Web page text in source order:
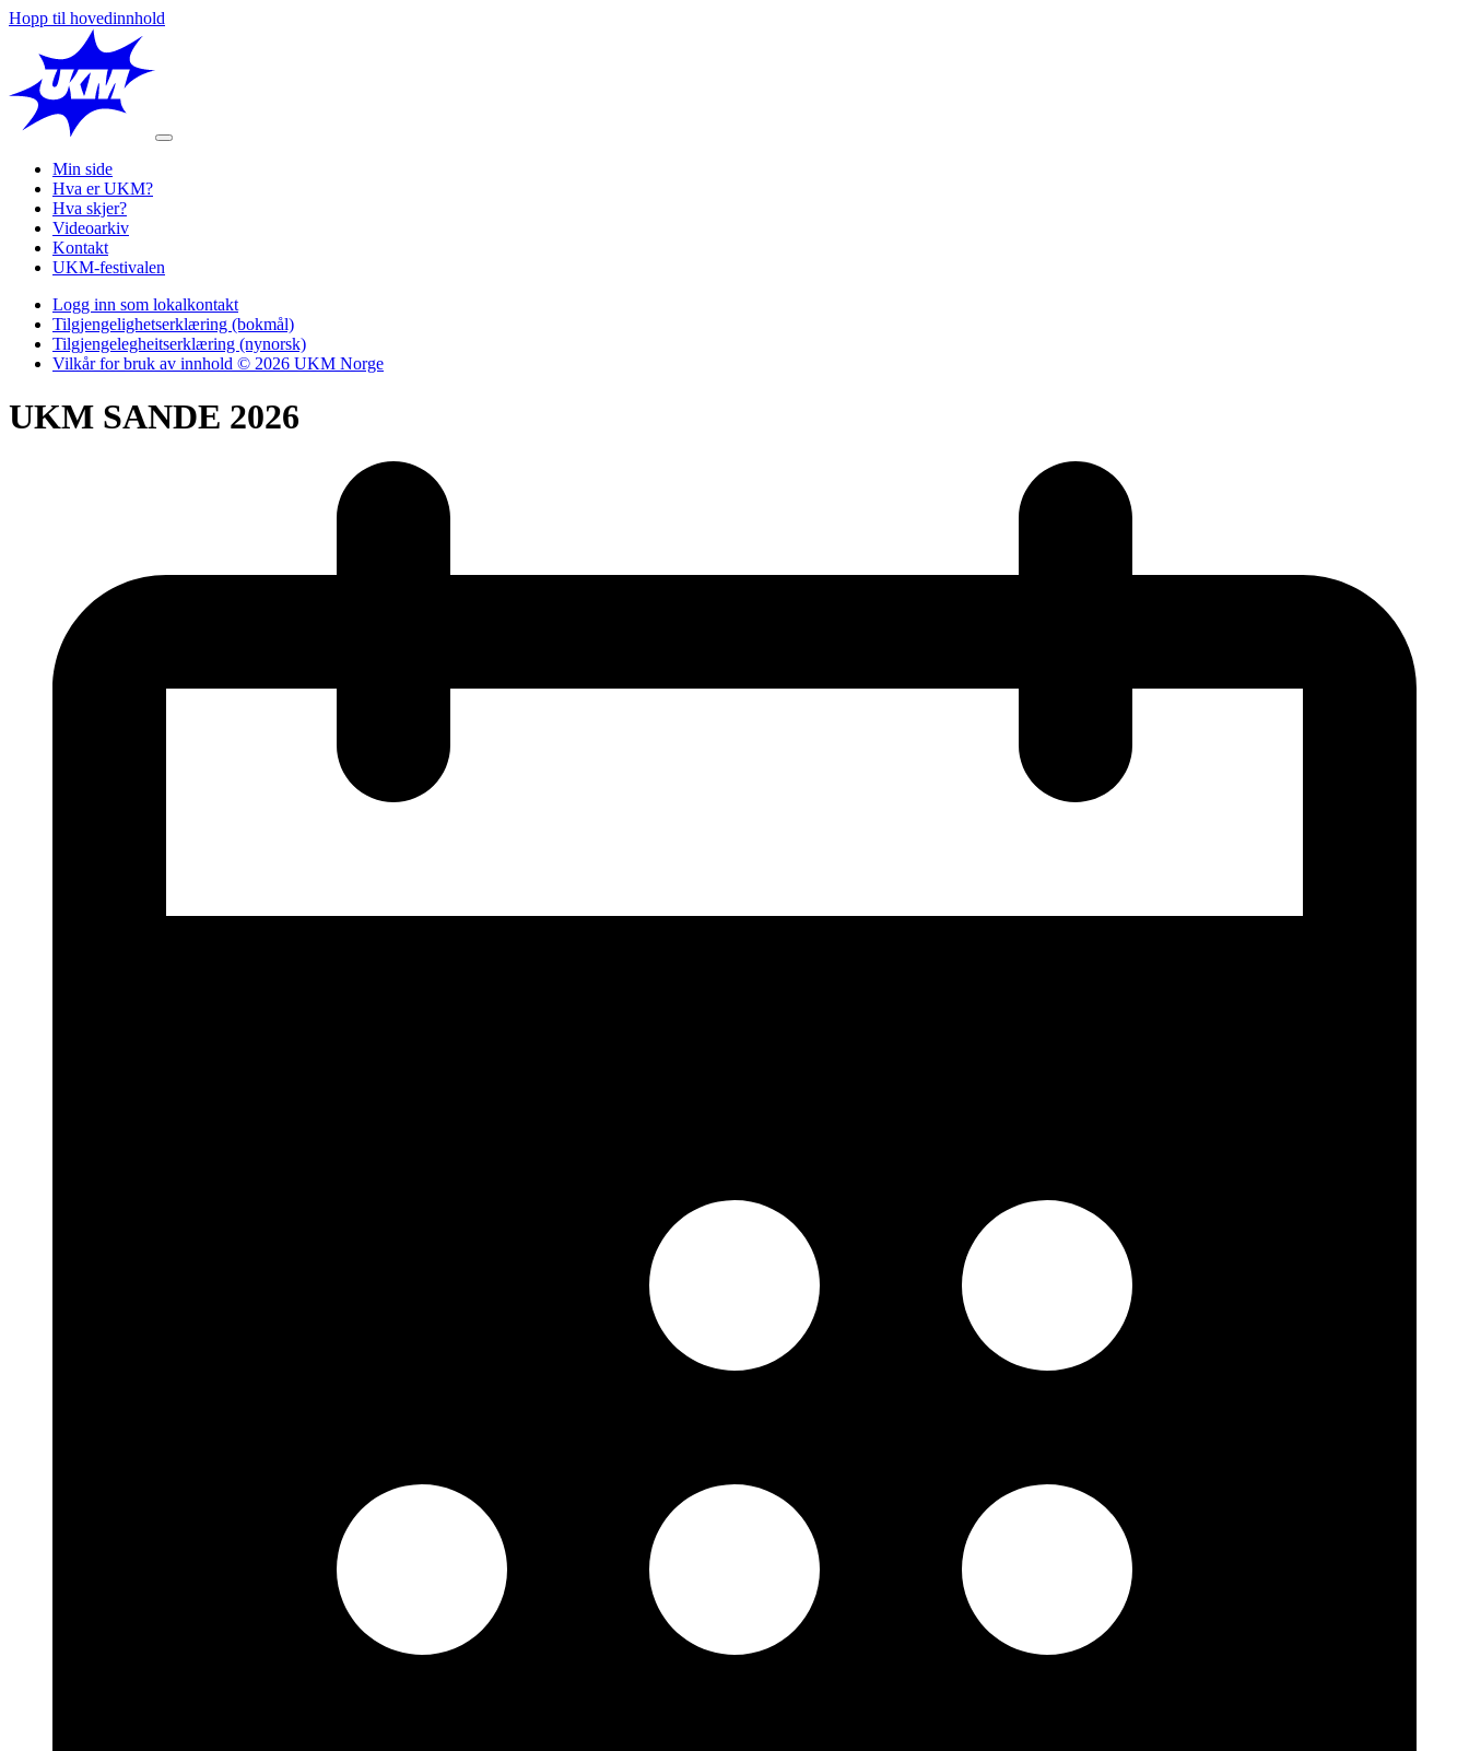
Hopp til hovedinnhold
Min side
Hva er UKM?
Hva skjer?
Videoarkiv
Kontakt
UKM-festivalen
Logg inn som lokalkontakt
Tilgjengelighetserklæring (bokmål)
Tilgjengelegheitserklæring (nynorsk)
Vilkår for bruk av innhold © 2026 UKM Norge
UKM SANDE 2026